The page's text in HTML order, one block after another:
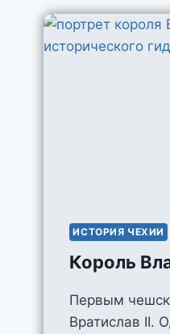
ИСТОРИЯ ЧЕХИИ
Король
Первым
Вратислав II.